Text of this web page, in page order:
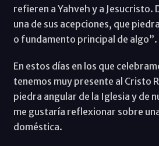
refieren a Yahveh y a Jesucristo.
una de sus acepciones, que
o fundamento principal de algo”.
En estos días en los que
tenemos muy presente al Cristo
piedra angular de la Iglesia y de
me gustaría reflexionar sobre
doméstica.